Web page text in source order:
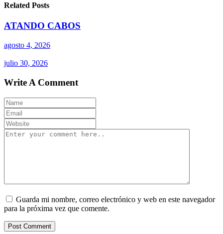
Related Posts
ATANDO CABOS
agosto 4, 2026
julio 30, 2026
Write A Comment
Guarda mi nombre, correo electrónico y web en este navegador
para la próxima vez que comente.